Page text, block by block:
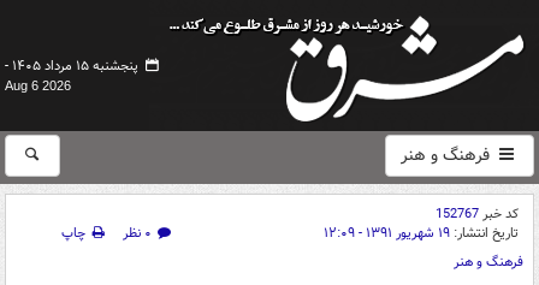
پنجشنبه ۱۵ مرداد ۱۴۰۵ -
Aug 6 2026
فرهنگ و هنر
کد خبر152767
تاریخ انتشار: ۱۹ شهریور ۱۳۹۱ - ۱۲:۰۹ ۰ نظر
چاپ
فرهنگ و هنر